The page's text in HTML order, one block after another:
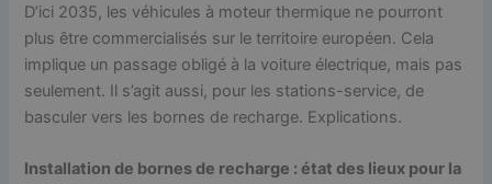
D’ici 2035, les véhicules à moteur thermique ne pourront
plus être commercialisés sur le territoire européen. Cela
implique un passage obligé à la voiture électrique, mais pas
seulement. Il s’agit aussi, pour les stations-service, de
basculer vers les bornes de recharge. Explications.
Installation de bornes de recharge : état des lieux pour la